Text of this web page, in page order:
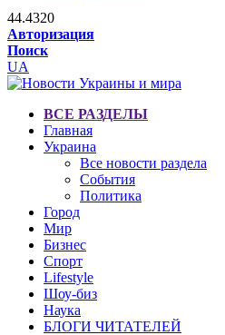
44.4320
Авторизация
Поиск
UA
ВСЕ РАЗДЕЛЫ
Главная
Украина
Все новости раздела
События
Политика
Город
Мир
Бизнес
Спорт
Lifestyle
Шоу-биз
Наука
БЛОГИ ЧИТАТЕЛЕЙ